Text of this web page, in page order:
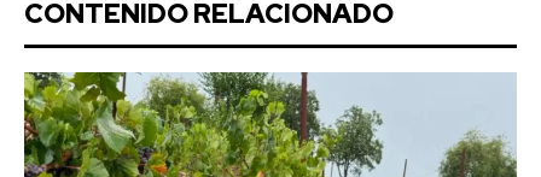
CONTENIDO RELACIONADO